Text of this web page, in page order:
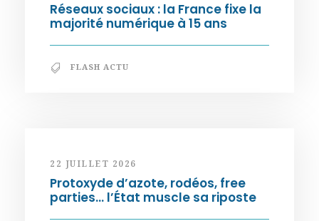
Réseaux sociaux : la France fixe la
majorité numérique à 15 ans
FLASH ACTU
22 JUILLET 2026
Protoxyde d’azote, rodéos, free
parties… l’État muscle sa riposte